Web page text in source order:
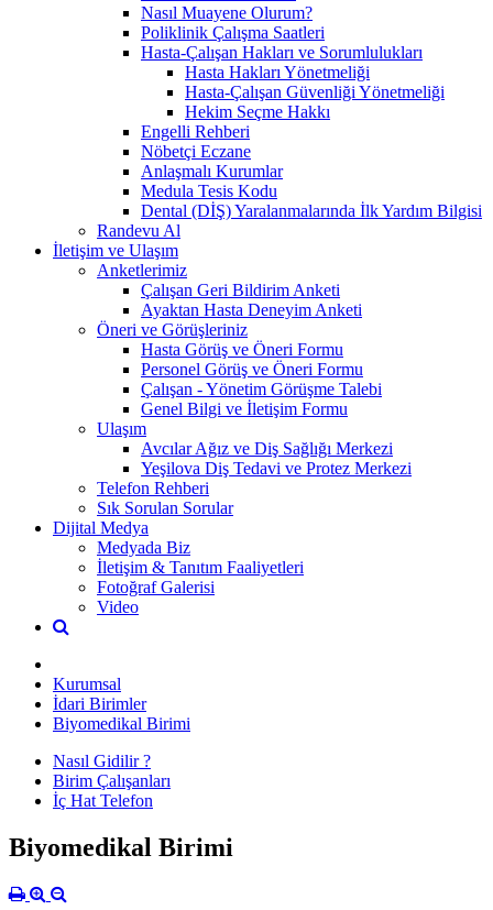
Nasıl Muayene Olurum?
Poliklinik Çalışma Saatleri
Hasta-Çalışan Hakları ve Sorumlulukları
Hasta Hakları Yönetmeliği
Hasta-Çalışan Güvenliği Yönetmeliği
Hekim Seçme Hakkı
Engelli Rehberi
Nöbetçi Eczane
Anlaşmalı Kurumlar
Medula Tesis Kodu
Dental (DİŞ) Yaralanmalarında İlk Yardım Bilgisi
Randevu Al
İletişim ve Ulaşım
Anketlerimiz
Çalışan Geri Bildirim Anketi
Ayaktan Hasta Deneyim Anketi
Öneri ve Görüşleriniz
Hasta Görüş ve Öneri Formu
Personel Görüş ve Öneri Formu
Çalışan - Yönetim Görüşme Talebi
Genel Bilgi ve İletişim Formu
Ulaşım
Avcılar Ağız ve Diş Sağlığı Merkezi
Yeşilova Diş Tedavi ve Protez Merkezi
Telefon Rehberi
Sık Sorulan Sorular
Dijital Medya
Medyada Biz
İletişim & Tanıtım Faaliyetleri
Fotoğraf Galerisi
Video
Kurumsal
İdari Birimler
Biyomedikal Birimi
Nasıl Gidilir ?
Birim Çalışanları
İç Hat Telefon
Biyomedikal Birimi